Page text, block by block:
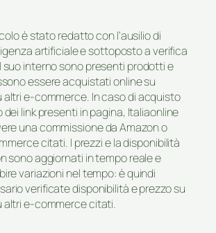
è stato redatto con l’ausilio di
artificiale e sottoposto a verifica
suo interno sono presenti prodotti e
essere acquistati online su
altri e-commerce. In caso di acquisto
link presenti in pagina, Italiaonline
una commissione da Amazon o
citati. I prezzi e la disponibilità
sono aggiornati in tempo reale e
variazioni nel tempo: è quindi
verificate disponibilità e prezzo su
altri e-commerce citati.